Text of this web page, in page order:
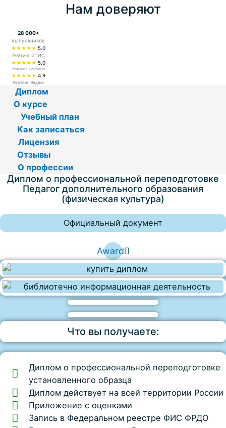
Нам доверяют
28 000+
выпускников
★★★★★ 5.0
Рейтинг 2 ГИС
★★★★★ 5.0
Рейтинг ВКонтакте
★★★★★ 4.9
Рейтинг Яндекс
Диплом
О курсе
Учебный план
Как записаться
Лицензия
Отзывы
О профессии
Диплом о профессиональной переподготовке
Педагог дополнительного образования
(физическая культура)
Официальный документ
Award
Что вы получаете:
Диплом о профессиональной переподготовке
установленного образца
Диплом действует на всей территории России
Приложение с оценками
Запись в Федеральном реестре ФИС ФРДО